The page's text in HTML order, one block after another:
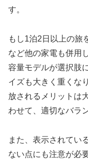
す。
もし1泊2日以上の旅
など他の家電も併用
容量モデルが選択肢
イズも大きく重くな
放されるメリットは
わせて、適切なバラ
また、表示されてい
ない点にも注意が必